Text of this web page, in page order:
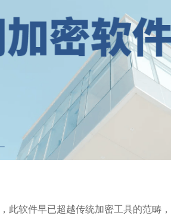
此软件早已超越传统加密工具的范畴